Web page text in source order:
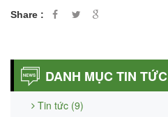
Share :
DANH MỤC TIN TỨC
Tin tức (9)